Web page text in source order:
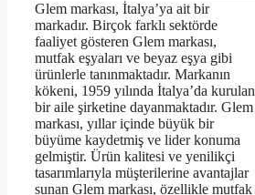
Glem markası, İtalya’ya ait bir
markadır. Birçok farklı sektörde
faaliyet gösteren Glem markası,
mutfak eşyaları ve beyaz eşya gibi
ürünlerle tanınmaktadır. Markanın
kökeni, 1959 yılında İtalya’da kurulan
bir aile şirketine dayanmaktadır. Glem
markası, yıllar içinde büyük bir
büyüme kaydetmiş ve lider konuma
gelmiştir. Ürün kalitesi ve yenilikçi
tasarımlarıyla müşterilerine avantajlar
sunan Glem markası, özellikle mutfak